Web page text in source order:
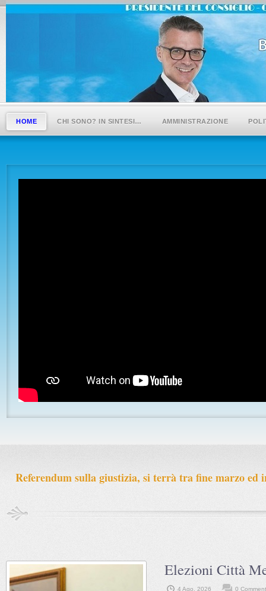
HOME CHI SONO? IN SINTESI… AMMINISTRAZIONE
Referendum sulla giustizia, si terrà tra fine marzo ed
Elezioni Città
4 Ago, 2026 0